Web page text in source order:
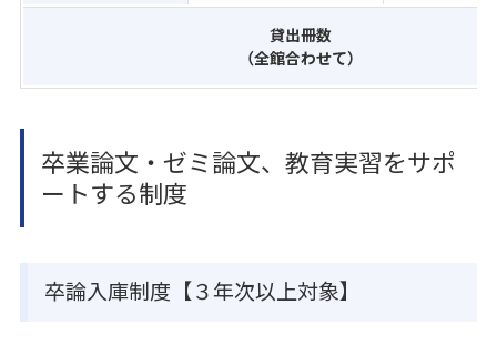
貸出冊数
（全館合わせて）
卒業論文・ゼミ論文、教育実習をサポ
ートする制度
卒論入庫制度【３年次以上対象】